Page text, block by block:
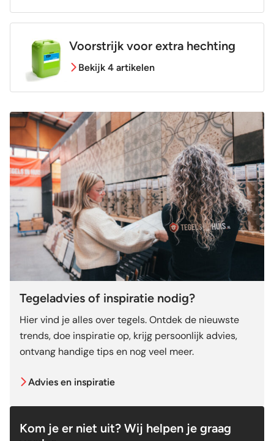
Voorstrijk voor extra hechting
Bekijk 4 artikelen
Tegeladvies of inspiratie nodig?
Hier vind je alles over tegels. Ontdek de nieuwste
trends, doe inspiratie op, krijg persoonlijk advies,
ontvang handige tips en nog veel meer.
Advies en inspiratie
Kom je er niet uit? Wij helpen je graag